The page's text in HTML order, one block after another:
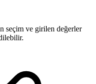
seçim ve girilen değerler